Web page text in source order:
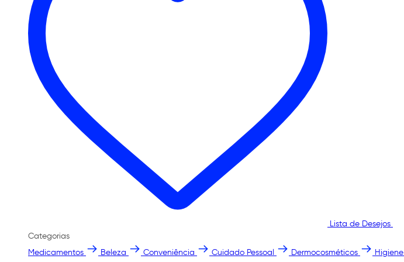
Lista de Desejos
Categorias
Medicamentos
Beleza Conveniência Cuidado Pessoal Dermocosméticos Higiene